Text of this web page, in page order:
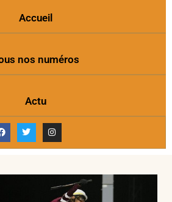
Accueil
nos numéros
Actu